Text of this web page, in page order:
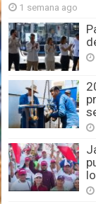
1 semana ago